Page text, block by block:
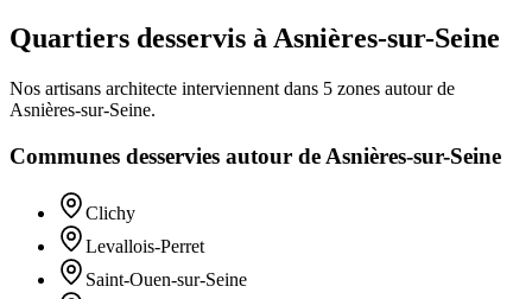
Quartiers desservis à Asnières-sur-Seine
Nos artisans architecte interviennent dans 5 zones autour de
Asnières-sur-Seine.
Communes desservies autour de Asnières-sur-Seine
Clichy
Levallois-Perret
Saint-Ouen-sur-Seine